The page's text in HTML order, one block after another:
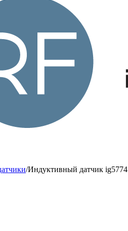
/Индуктивный датчик ig5774